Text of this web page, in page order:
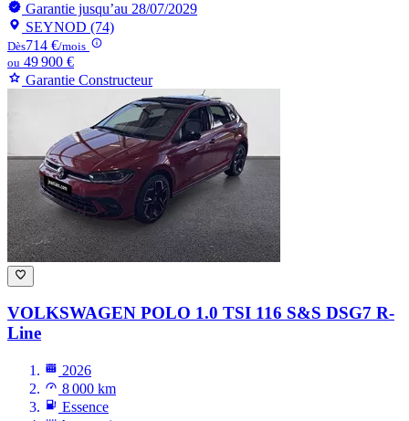
Garantie jusqu’au 28/07/2029
SEYNOD (74)
Dès714 €/mois
ou 49 900 €
Garantie Constructeur
VOLKSWAGEN POLO 1.0 TSI 116 S&S DSG7 R-
Line
2026
8 000 km
Essence